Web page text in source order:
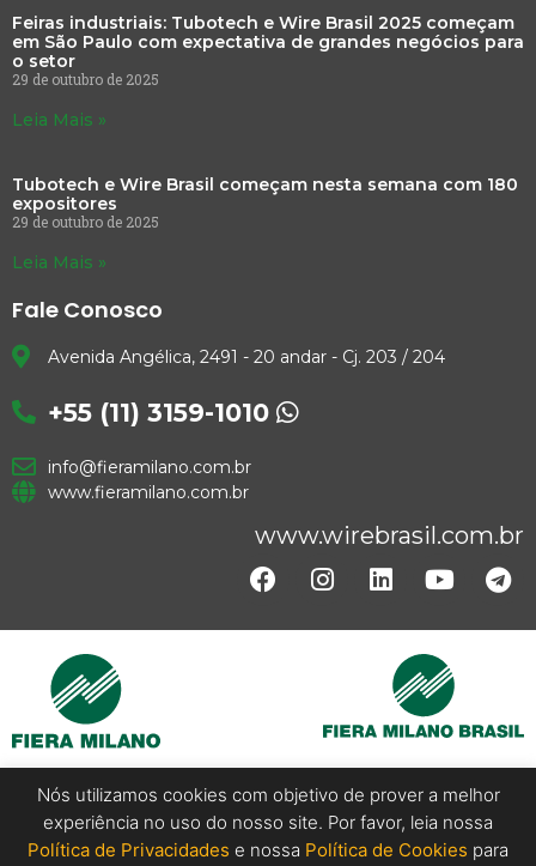
Feiras industriais: Tubotech e Wire Brasil 2025 começam
em São Paulo com expectativa de grandes negócios para
o setor
29 de outubro de 2025
Leia Mais »
Tubotech e Wire Brasil começam nesta semana com 180
expositores
29 de outubro de 2025
Leia Mais »
Fale Conosco
Avenida Angélica, 2491 - 20 andar - Cj. 203 / 204
+55 (11) 3159-1010
info@fieramilano.com.br
www.fieramilano.com.br
www.wirebrasil.com.br
Copyright @ 2024 Wire Brasil. All Rights Reserved.
Nós utilizamos cookies com objetivo de prover a melhor
experiência no uso do nosso site. Por favor, leia nossa
Política de Privacidades e nossa Política de Cookies para